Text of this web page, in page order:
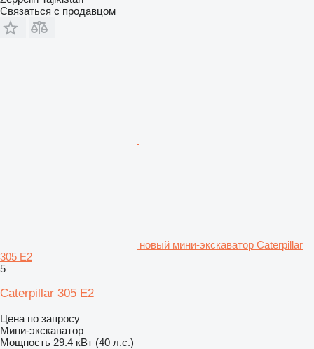
Связаться с продавцом
новый мини-экскаватор Caterpillar
305 E2
5
Caterpillar 305 E2
Цена по запросу
Мини-экскаватор
Мощность 29.4 кВт (40 л.с.)